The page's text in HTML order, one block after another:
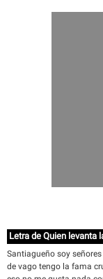
Letra de Quien levanta
Santiagueño soy
de vago tengo la fama